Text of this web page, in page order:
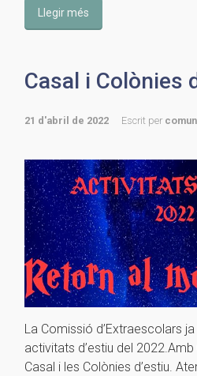
Llegir més
Casal i Colònies
21 d'abril de 2022 Escrit per
La Comissió d’Extraescolars
activitats d’estiu del 2022.Amb
Casal i les Colònies d’estiu.